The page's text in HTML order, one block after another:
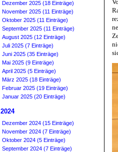
Dezember 2025 (18 Einträge)
November 2025 (11 Einträge)
Oktober 2025 (11 Einträge)
September 2025 (11 Einträge)
August 2025 (12 Einträge)
Juli 2025 (7 Einträge)
Juni 2025 (35 Einträge)
Mai 2025 (9 Einträge)
April 2025 (5 Einträge)
März 2025 (18 Einträge)
Februar 2025 (19 Einträge)
Januar 2025 (20 Einträge)
2024
Dezember 2024 (15 Einträge)
November 2024 (7 Einträge)
Oktober 2024 (5 Einträge)
September 2024 (7 Einträge)